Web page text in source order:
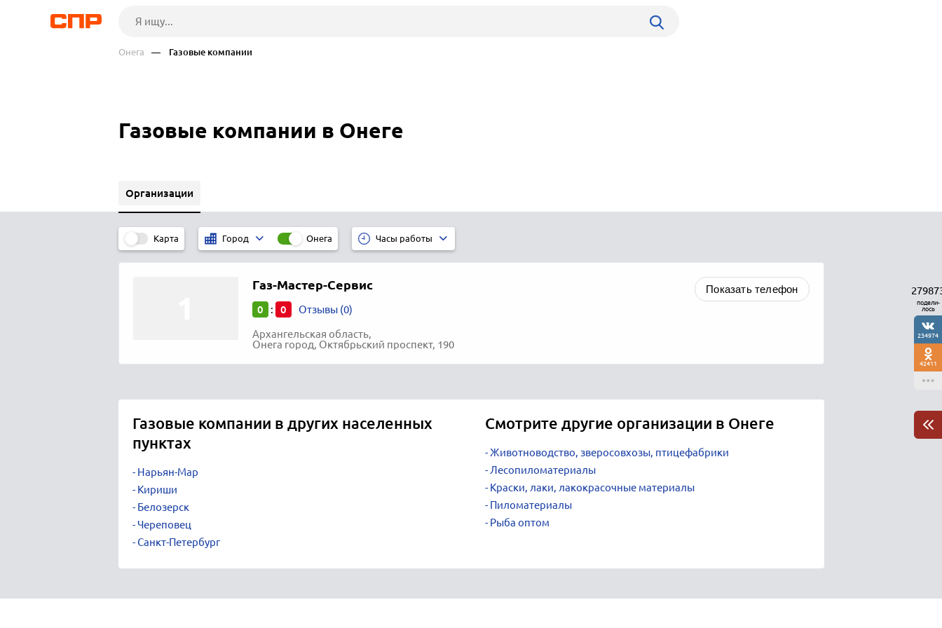
Онега — Газовые компании
Газовые компании в Онеге
Организации
Карта Город Онега Часы работы
Газ-Мастер-Сервис
0 : 0 Отзывы (0)
Архангельская область,
Онега город, Октябрьский проспект, 190
Показать телефон
Газовые компании в других населенных
пунктах
Нарьян-Мар
Кириши
Белозерск
Череповец
Санкт-Петербург
Смотрите другие организации в Онеге
Животноводство, зверосовхозы, птицефабрики
Лесопиломатериалы
Краски, лаки, лакокрасочные материалы
Пиломатериалы
Рыба оптом
подели-
лось
234974
42411